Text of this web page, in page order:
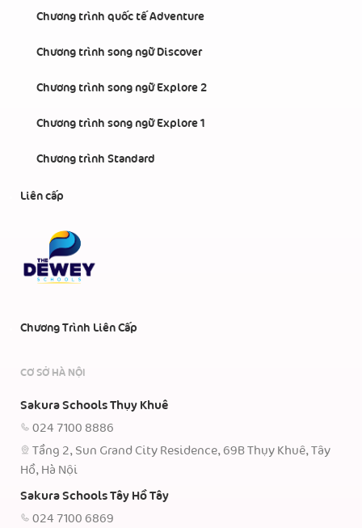
Chương trình quốc tế Adventure
Chương trình song ngữ Discover
Chương trình song ngữ Explore 2
Chương trình song ngữ Explore 1
Chương trình Standard
Liên cấp
Chương Trình Liên Cấp
CƠ SỞ HÀ NỘI
Sakura Schools Thụy Khuê
024 7100 8886
Tầng 2, Sun Grand City Residence, 69B Thụy Khuê, Tây
Hồ, Hà Nội
Sakura Schools Tây Hồ Tây
024 7100 6869